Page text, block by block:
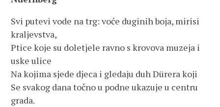
Svi putevi vode na trg: voće duginih boja, mirisi
kraljevstva,
Ptice koje su doletjele ravno s krovova muzeja i
uske ulice
Na kojima sjede djeca i gledaju duh Dürera koji
Se svakog dana točno u podne ukazuje u centru
grada.